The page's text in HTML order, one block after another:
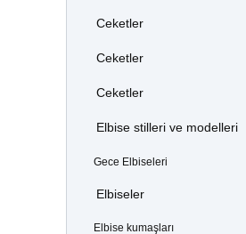
Ceketler
Ceketler
Ceketler
Elbise stilleri ve modelleri
Gece Elbiseleri
Elbiseler
Elbise kumaşları